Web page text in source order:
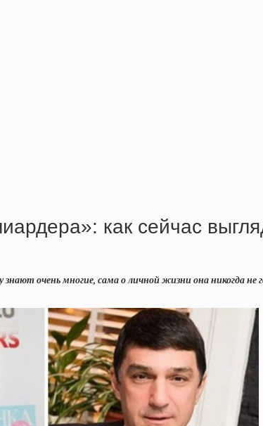
как сейчас
очень многие, сама о личной жизни она никогда